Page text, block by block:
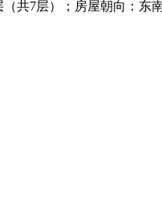
共7层）；房屋朝向：东南